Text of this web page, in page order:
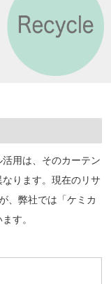
用は、そのカーテン
ります。現在のリサ
、弊社では「ケミカ
す。